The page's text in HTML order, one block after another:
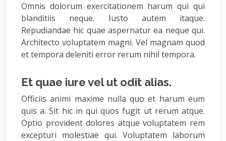
Omnis dolorum exercitationem harum qui qui
blanditiis neque. Iusto autem itaque.
Repudiandae hic quae aspernatur ea neque qui.
Architecto voluptatem magni. Vel magnam quod
et tempora deleniti error rerum nihil tempora.
Et quae iure vel ut odit alias.
Officiis animi maxime nulla quo et harum eum
quis a. Sit hic in qui quos fugit ut rerum atque.
Optio provident dolores atque voluptatem rem
excepturi molestiae qui. Voluptatem laborum